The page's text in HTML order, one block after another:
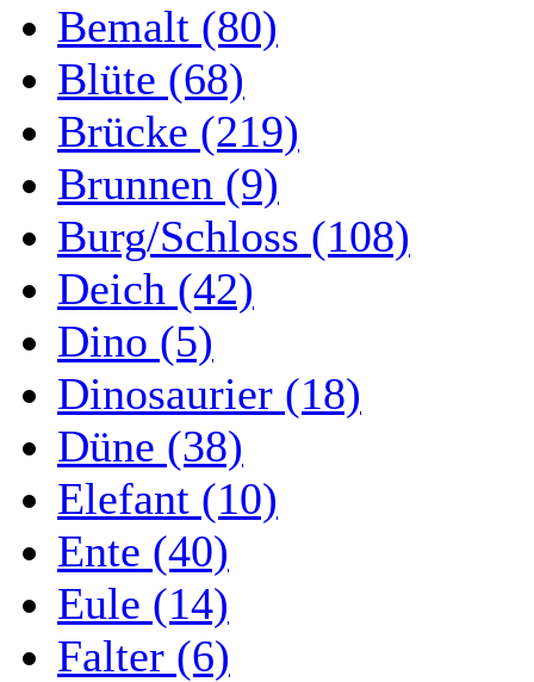
Bemalt (80)
Blüte (68)
Brücke (219)
Brunnen (9)
Burg/Schloss (108)
Deich (42)
Dino (5)
Dinosaurier (18)
Düne (38)
Elefant (10)
Ente (40)
Eule (14)
Falter (6)